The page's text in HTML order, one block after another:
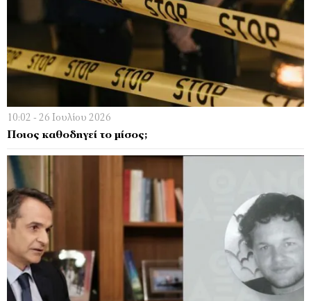
10:02 - 26 Ιουλίου 2026
Ποιος καθοδηγεί το µίσος;